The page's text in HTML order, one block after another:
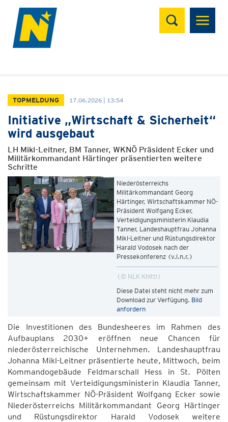
Suchen
TOPMELDUNG 17.06.2026 | 13:54
Initiative „Wirtschaft & Sicherheit“
wird ausgebaut
LH Mikl-Leitner, BM Tanner, WKNÖ Präsident Ecker und
Militärkommandant Härtinger präsentierten weitere
Schritte
Niederösterreichs
Militärkommandant Georg
Härtinger, Wirtschaftskammer NÖ-
Präsident Wolfgang Ecker,
Verteidigungsministerin Klaudia
Tanner, Landeshauptfrau Johanna
Mikl-Leitner und Rüstungsdirektor
Harald Vodosek nach der
Pressekonferenz (v.l.n.r.)
© NLK Khittl
Diese Datei steht nicht mehr zum
Download zur Verfügung. Bild
anfordern
Die Investitionen des Bundesheeres im Rahmen des
Aufbauplans 2030+ eröffnen neue Chancen für
niederösterreichische Unternehmen. Landeshauptfrau
Johanna Mikl-Leitner präsentierte heute, Mittwoch, beim
Kommandogebäude Feldmarschall Hess in St. Pölten
gemeinsam mit Verteidigungsministerin Klaudia Tanner,
Wirtschaftskammer NÖ-Präsident Wolfgang Ecker sowie
Niederösterreichs Militärkommandant Georg Härtinger
und Rüstungsdirektor Harald Vodosek weitere